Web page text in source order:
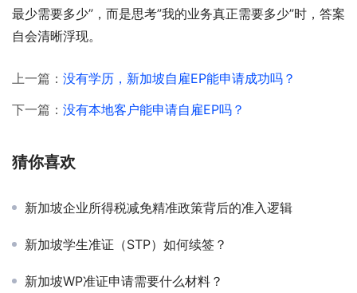
最少需要多少”，而是思考”我的业务真正需要多少”时，答案
自会清晰浮现。
上一篇： 没有学历，新加坡自雇EP能申请成功吗？
下一篇： 没有本地客户能申请自雇EP吗？
猜你喜欢
新加坡企业所得税减免精准政策背后的准入逻辑
新加坡学生准证（STP）如何续签？
新加坡WP准证申请需要什么材料？